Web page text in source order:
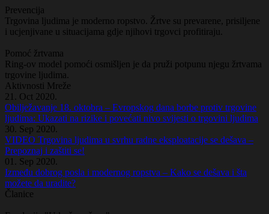
Prevencija
Trgovina ljudima je moderno ropstvo. Žrtve su prevarene, prisiljene
i ucjenjivane u situacijama gdje njihovi trgovci profitiraju.
Pomoć žrtvama
Ring-ov model pomoći osmišljen je da pruži potpunu njegu žrtvama
trgovine ljudima.
Aktivnosti Mreže
21. Oct 2020.
Obilježavanje 18. oktobra – Evropskog dana borbe protiv trgovine
ljudima: Ukazati na rizike i povećati nivo svijesti o trgovini ljudima
30. Sep 2020.
VIDEO Trgovina ljudima u svrhu radne eksploatacije se dešava –
Prepoznaj i zaštiti se!
01. Sep 2020.
Između dobrog posla i modernog ropstva – Kako se dešava i šta
možete da uradite?
Članice